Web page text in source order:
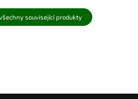
související produkty